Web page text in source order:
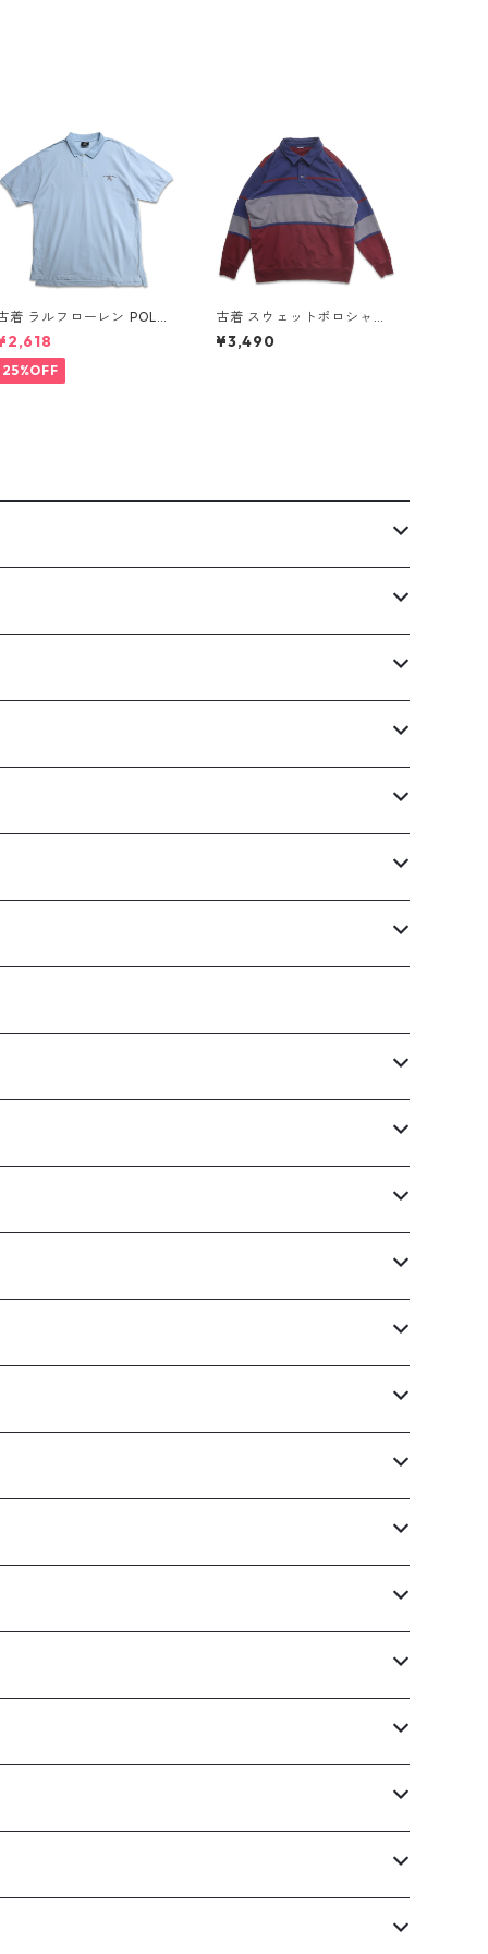
着 ラルフローレン POLO
CO. RALPH LAUREN
半袖 ポロシャツ ワンポイン
ト 鹿の子 ライトブルー 表
：XL gd410383n w608
25%OFF
古着 スウェットポロシャツ
トレーナー ラガーシャツ 長
袖ポロシャツ 裏起毛 表
¥3,490